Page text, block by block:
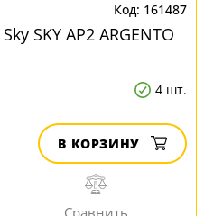
161487
SKY AP2 ARGENTO
4 шт.
В КОРЗИНУ